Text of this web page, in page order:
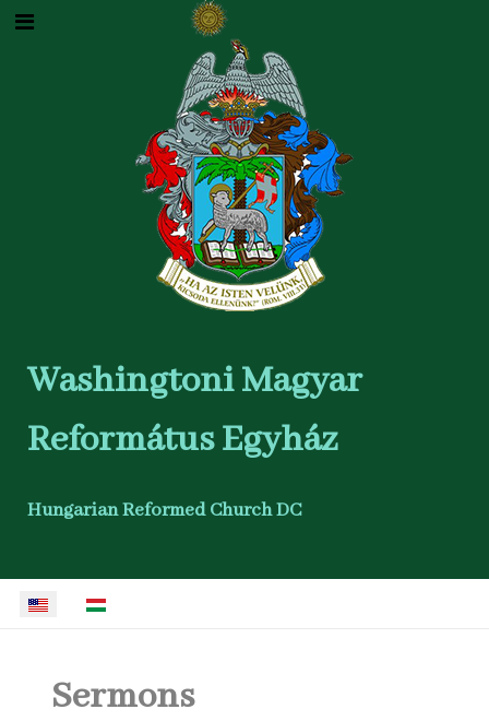
Washingtoni Magyar
Református Egyház
Hungarian Reformed Church DC
Select your language
Sermons